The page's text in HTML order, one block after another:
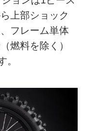
上部ショック
フレーム単体
燃料を除く）
。